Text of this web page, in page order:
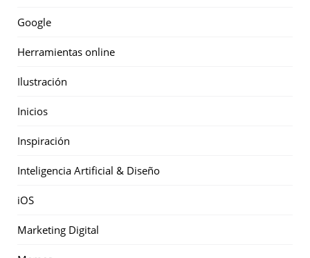
Google
Herramientas online
Ilustración
Inicios
Inspiración
Inteligencia Artificial & Diseño
iOS
Marketing Digital